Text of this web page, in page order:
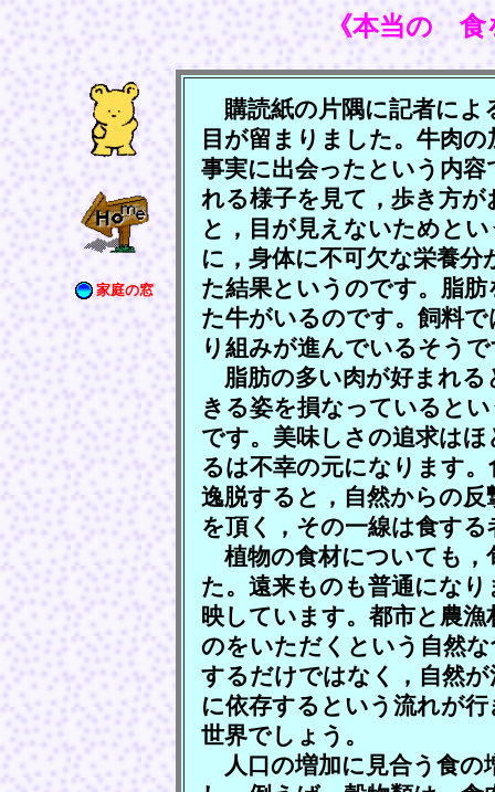
《本当の 食
家庭の窓
購読紙の片隅に記者によ
目が留まりました。牛肉
事実に出会ったという内
れる様子を見て，歩き方
と，目が見えないためと
に，身体に不可欠な栄養
た結果というのです。脂
た牛がいるのです。飼料
り組みが進んでいるそう
脂肪の多い肉が好まれる
きる姿を損なっていると
です。美味しさの追求は
るは不幸の元になります
逸脱すると，自然からの
を頂く，その一線は食す
植物の食材についても，
た。遠来ものも普通にな
映しています。都市と農
のをいただくという自然
するだけではなく，自然
に依存するという流れが
世界でしょう。
人口の増加に見合う食の